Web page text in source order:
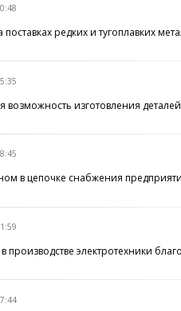
редких и тугоплавких
возможность изготовления
в цепочке снабжения
производстве электротехники